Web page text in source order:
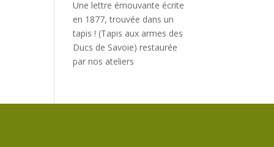
Une lettre émouvante écrite
en 1877, trouvée dans un
tapis ! (Tapis aux armes des
Ducs de Savoie) restaurée
par nos ateliers